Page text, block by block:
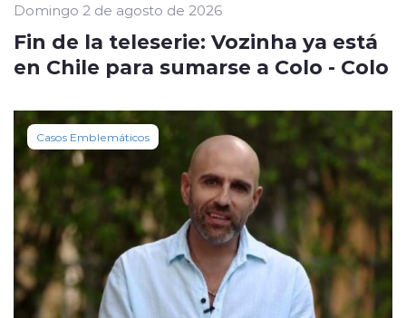
Domingo 2 de agosto de 2026
Fin de la teleserie: Vozinha ya está
en Chile para sumarse a Colo - Colo
Casos Emblemáticos